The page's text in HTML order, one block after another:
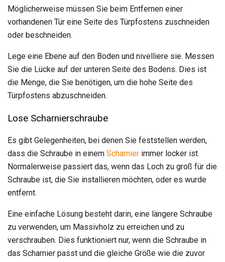
Möglicherweise müssen Sie beim Entfernen einer
vorhandenen Tür eine Seite des Türpfostens zuschneiden
oder beschneiden.
Lege eine Ebene auf den Boden und nivelliere sie. Messen
Sie die Lücke auf der unteren Seite des Bodens. Dies ist
die Menge, die Sie benötigen, um die hohe Seite des
Türpfostens abzuschneiden.
Lose Scharnierschraube
Es gibt Gelegenheiten, bei denen Sie feststellen werden,
dass die Schraube in einem Scharnier immer locker ist.
Normalerweise passiert das, wenn das Loch zu groß für die
Schraube ist, die Sie installieren möchten, oder es wurde
entfernt.
Eine einfache Lösung besteht darin, eine längere Schraube
zu verwenden, um Massivholz zu erreichen und zu
verschrauben. Dies funktioniert nur, wenn die Schraube in
das Scharnier passt und die gleiche Größe wie die zuvor